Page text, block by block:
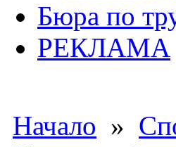
Бюра по
РЕКЛАМА
Начало »